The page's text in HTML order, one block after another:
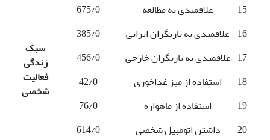
15 علاقمندی به مطالعه 675/0
سبک
زندگی
فعالیت
شخصی
16 علاقمندی به بازیگران ایرانی
385/0
17 علاقمندی به بازیگران خارجی
456/0
18
استفاده از میز غذاخوری
42/0
19
استفاده از ماهواره
76/0
20
داشتن اتومبیل شخصی
614/0